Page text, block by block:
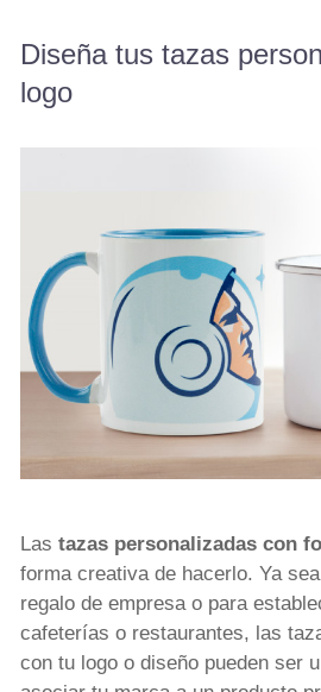
Diseña tus tazas
logo
Las tazas personalizadas con
forma creativa de hacerlo. Ya
regalo de empresa o para
cafeterías o restaurantes, las
con tu logo o diseño pueden ser